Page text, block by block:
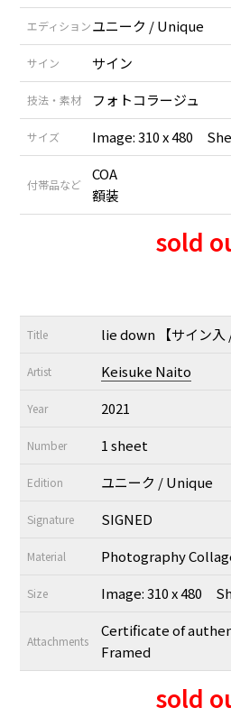
エディションユニーク / Unique
サイン サイン
技法・素材 フォトコラージュ
サイズ Image: 310 x 480
付帯品など
COA
額装
sold
Title lie down 【サイン入
Artist Keisuke Naito
Year 2021
Number 1 sheet
Edition ユニーク / Unique
Signature SIGNED
Material Photography
Size Image: 310 x 480
Attachments
Certificate of
Framed
sold